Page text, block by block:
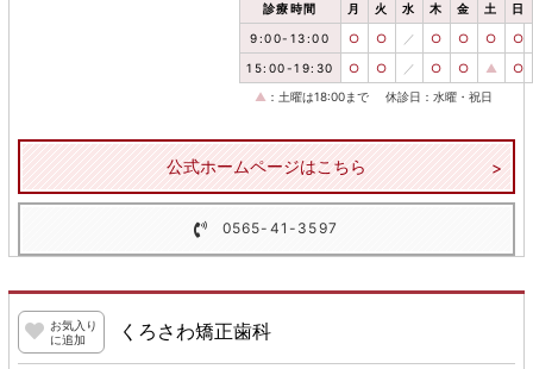
診療時間 月 火 水 木 金 土 日
9:00-13:00 ○ ○ ／ ○ ○ ○ ○
15:00-19:30 ○ ○ ／ ○ ○ ▲ ○
▲ ：土曜は18:00まで 休診日：水曜・祝日
公式ホームページはこちら
0565-41-3597
お気入り
に追加
くろさわ矯正歯科